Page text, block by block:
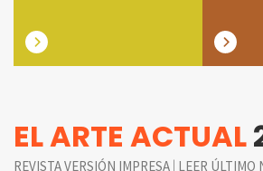
EL ARTE ACTUAL
REVISTA VERSIÓN IMPRESA | LEER ÚLTIMO